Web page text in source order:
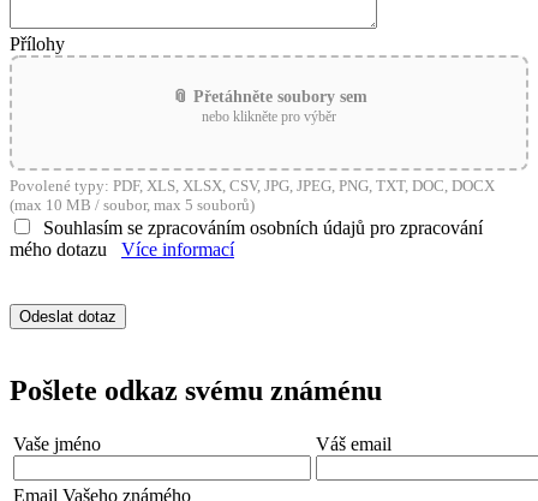
Přílohy
📎 Přetáhněte soubory sem
nebo klikněte pro výběr
Povolené typy: PDF, XLS, XLSX, CSV, JPG, JPEG, PNG, TXT, DOC, DOCX
(max 10 MB / soubor, max 5 souborů)
Souhlasím se zpracováním osobních údajů pro zpracování
mého dotazu
Více informací
Pošlete odkaz svému známénu
Vaše jméno Váš email
Email Vašeho známého